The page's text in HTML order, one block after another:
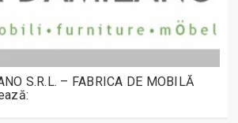
S.R.L. – FABRICA DE MOBILĂ